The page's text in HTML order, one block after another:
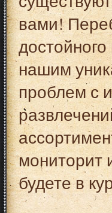
вами!
нашим
проблем с
мониторит
будете в